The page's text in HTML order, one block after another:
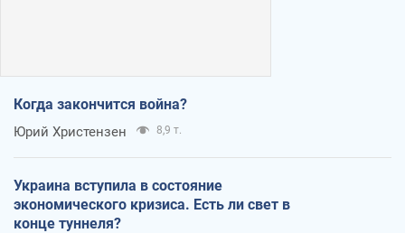
Когда закончится война?
Юрий Христензен 8,9 т.
Украина вступила в состояние
экономического кризиса. Есть ли свет в
конце туннеля?